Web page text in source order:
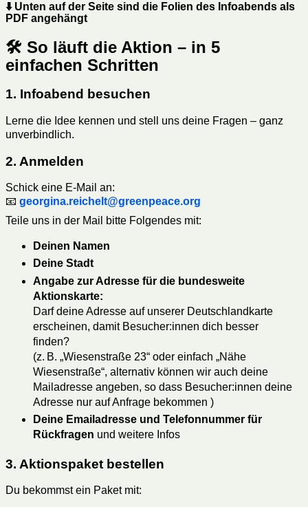
⬇️Unten auf der Seite sind die Folien des Infoabends als
PDF angehängt
🛠 So läuft die Aktion – in 5
einfachen Schritten
1. Infoabend besuchen
Lerne die Idee kennen und stell uns deine Fragen – ganz
unverbindlich.
2. Anmelden
Schick eine E-Mail an:
📧 georgina.reichelt@greenpeace.org
Teile uns in der Mail bitte Folgendes mit:
Deinen Namen
Deine Stadt
Angabe zur Adresse für die bundesweite
Aktionskarte:
Darf deine Adresse auf unserer Deutschlandkarte
erscheinen, damit Besucher:innen dich besser
finden?
(z. B. „Wiesenstraße 23“ oder einfach „Nähe
Wiesenstraße“, alternativ können wir auch deine
Mailadresse angeben, so dass Besucher:innen deine
Adresse nur auf Anfrage bekommen )
Deine Emailadresse und Telefonnummer für
Rückfragen und weitere Infos
3. Aktionspaket bestellen
Du bekommst ein Paket mit: